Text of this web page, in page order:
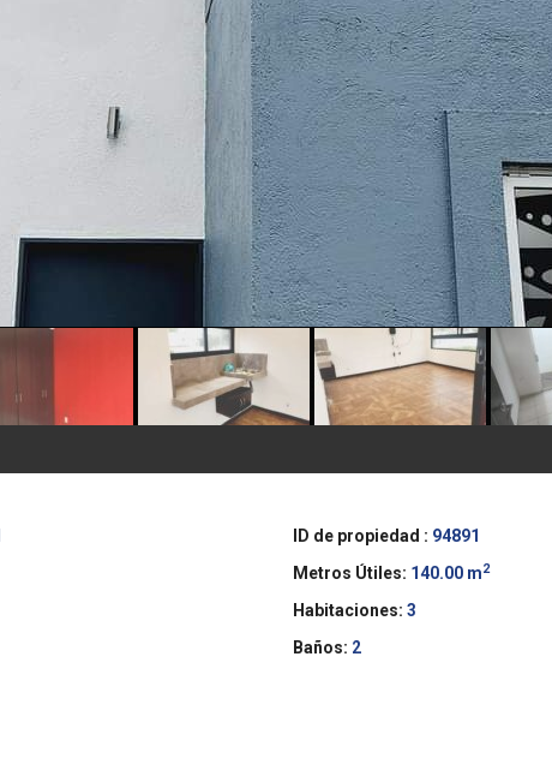
ID de propiedad : 94891
Metros Útiles: 140.00 m2
Habitaciones: 3
Baños: 2